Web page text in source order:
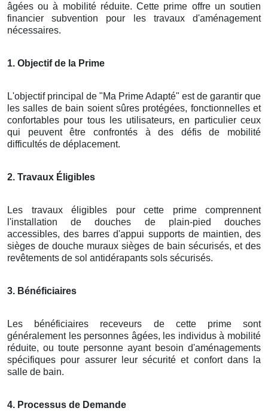
âgées ou à mobilité réduite. Cette prime offre un soutien
financier subvention pour les travaux d'aménagement
nécessaires.
1. Objectif de la Prime
L'objectif principal de "Ma Prime Adapté" est de garantir que
les salles de bain soient sûres protégées, fonctionnelles et
confortables pour tous les utilisateurs, en particulier ceux
qui peuvent être confrontés à des défis de mobilité
difficultés de déplacement.
2. Travaux Éligibles
Les travaux éligibles pour cette prime comprennent
l'installation de douches de plain-pied douches
accessibles, des barres d'appui supports de maintien, des
sièges de douche muraux sièges de bain sécurisés, et des
revêtements de sol antidérapants sols sécurisés.
3. Bénéficiaires
Les bénéficiaires receveurs de cette prime sont
généralement les personnes âgées, les individus à mobilité
réduite, ou toute personne ayant besoin d'aménagements
spécifiques pour assurer leur sécurité et confort dans la
salle de bain.
4. Processus de Demande